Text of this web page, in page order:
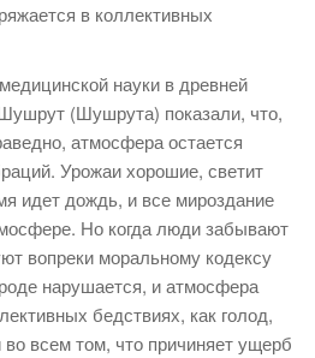
в коллективных
науки в древней
(Шушрута) показали, что,
атмосфера остается
Урожаи хорошие, светит
идет дождь, и все мироздание
Но когда люди забывают
вопреки моральному кодексу
нарушается, и атмосфера
бедствиях, как голод,
во всем том, что причиняет ущерб